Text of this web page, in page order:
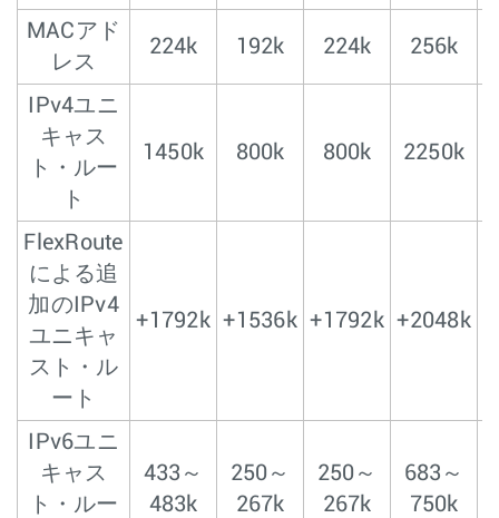
MACアド
レス
224k 192k 224k 256k
IPv4ユニ
キャス
ト・ルー
ト
1450k 800k 800k 2250k
FlexRoute
による追
加のIPv4
ユニキャ
スト・ル
ート
+1792k +1536k +1792k +2048k
IPv6ユニ
キャス
ト・ルー
433～
483k
250～
267k
250～
267k
683～
750k